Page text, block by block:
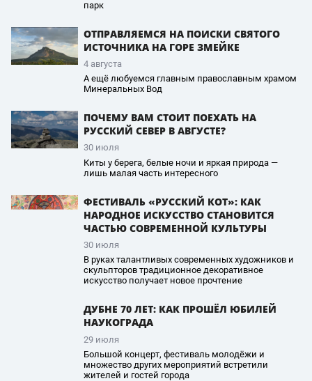
парк
ОТПРАВЛЯЕМСЯ НА ПОИСКИ СВЯТОГО
ИСТОЧНИКА НА ГОРЕ ЗМЕЙКЕ
4 августа
А ещё любуемся главным православным храмом
Минеральных Вод
ПОЧЕМУ ВАМ СТОИТ ПОЕХАТЬ НА
РУССКИЙ СЕВЕР В АВГУСТЕ?
30 июля
Киты у берега, белые ночи и яркая природа —
лишь малая часть интересного
ФЕСТИВАЛЬ «РУССКИЙ КОТ»: КАК
НАРОДНОЕ ИСКУССТВО СТАНОВИТСЯ
ЧАСТЬЮ СОВРЕМЕННОЙ КУЛЬТУРЫ
30 июля
В руках талантливых современных художников и
скульпторов традиционное декоративное
искусство получает новое прочтение
ДУБНЕ 70 ЛЕТ: КАК ПРОШЁЛ ЮБИЛЕЙ
НАУКОГРАДА
29 июля
Большой концерт, фестиваль молодёжи и
множество других мероприятий встретили
жителей и гостей города